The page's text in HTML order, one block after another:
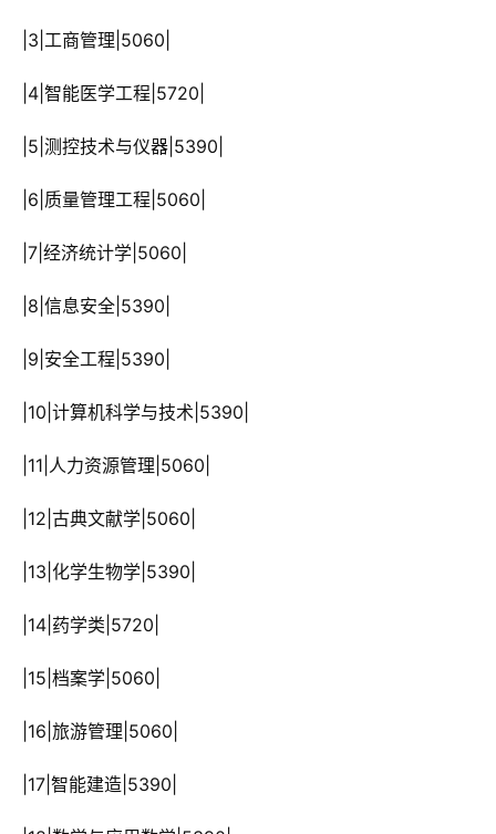
|3|工商管理|5060|
|4|智能医学工程|5720|
|5|测控技术与仪器|5390|
|6|质量管理工程|5060|
|7|经济统计学|5060|
|8|信息安全|5390|
|9|安全工程|5390|
|10|计算机科学与技术|5390|
|11|人力资源管理|5060|
|12|古典文献学|5060|
|13|化学生物学|5390|
|14|药学类|5720|
|15|档案学|5060|
|16|旅游管理|5060|
|17|智能建造|5390|